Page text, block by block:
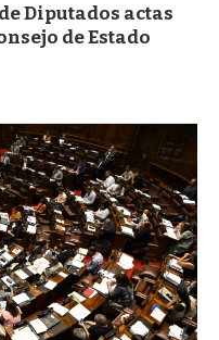
Diputados actas
de Estado